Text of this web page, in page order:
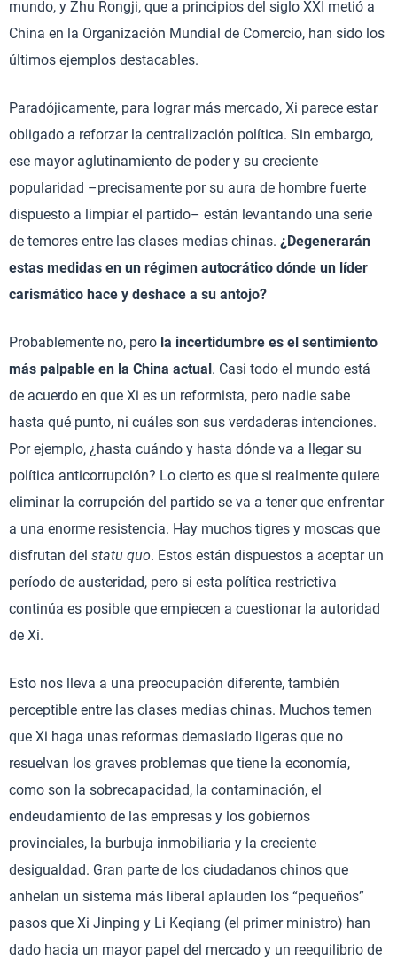
mundo, y Zhu Rongji, que a principios del siglo XXI metió a
China en la Organización Mundial de Comercio, han sido los
últimos ejemplos destacables.
Paradójicamente, para lograr más mercado, Xi parece estar
obligado a reforzar la centralización política. Sin embargo,
ese mayor aglutinamiento de poder y su creciente
popularidad –precisamente por su aura de hombre fuerte
dispuesto a limpiar el partido– están levantando una serie
de temores entre las clases medias chinas. ¿Degenerarán
estas medidas en un régimen autocrático dónde un líder
carismático hace y deshace a su antojo?
Probablemente no, pero la incertidumbre es el sentimiento
más palpable en la China actual. Casi todo el mundo está
de acuerdo en que Xi es un reformista, pero nadie sabe
hasta qué punto, ni cuáles son sus verdaderas intenciones.
Por ejemplo, ¿hasta cuándo y hasta dónde va a llegar su
política anticorrupción? Lo cierto es que si realmente quiere
eliminar la corrupción del partido se va a tener que enfrentar
a una enorme resistencia. Hay muchos tigres y moscas que
disfrutan del statu quo. Estos están dispuestos a aceptar un
período de austeridad, pero si esta política restrictiva
continúa es posible que empiecen a cuestionar la autoridad
de Xi.
Esto nos lleva a una preocupación diferente, también
perceptible entre las clases medias chinas. Muchos temen
que Xi haga unas reformas demasiado ligeras que no
resuelvan los graves problemas que tiene la economía,
como son la sobrecapacidad, la contaminación, el
endeudamiento de las empresas y los gobiernos
provinciales, la burbuja inmobiliaria y la creciente
desigualdad. Gran parte de los ciudadanos chinos que
anhelan un sistema más liberal aplauden los “pequeños”
pasos que Xi Jinping y Li Keqiang (el primer ministro) han
dado hacia un mayor papel del mercado y un reequilibrio de